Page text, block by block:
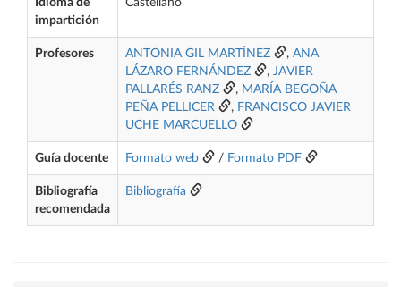
Idioma de
impartición
Castellano
Profesores ANTONIA GIL MARTÍNEZ , ANA
LÁZARO FERNÁNDEZ
, JAVIER
PALLARÉS RANZ
, MARÍA BEGOÑA
PEÑA PELLICER
, FRANCISCO JAVIER
UCHE MARCUELLO
Guía docente Formato web / Formato PDF
Bibliografía
recomendada
Bibliografía